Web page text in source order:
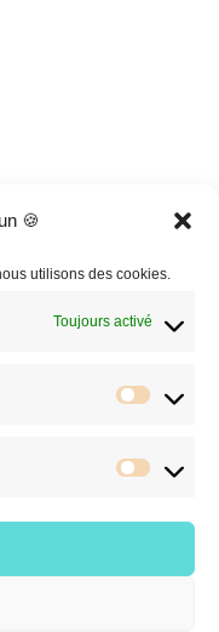
🍪
utilisons des cookies.
Toujours activé